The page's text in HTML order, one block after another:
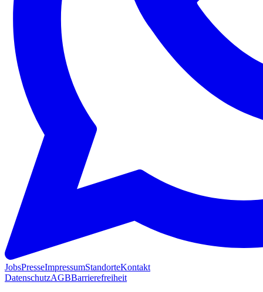
JobsPresseImpressumStandorteKontakt
DatenschutzAGBBarrierefreiheit